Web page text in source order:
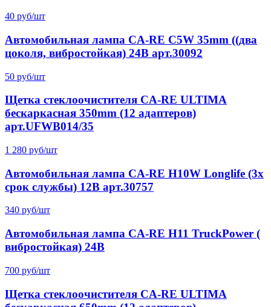
40 руб/шт
Автомобильная лампа CA-RE C5W 35mm ((два
цоколя, вибростойкая) 24В арт.30092
50 руб/шт
Щетка стеклоочистителя CA-RE ULTIMA
бескаркасная 350mm (12 адаптеров)
арт.UFWB014/35
1 280 руб/шт
Автомобильная лампа CA-RE H10W Longlife (3x
срок службы) 12В арт.30757
340 руб/шт
Автомобильная лампа CA-RE H11 TruckPower (
вибростойкая) 24В
700 руб/шт
Щетка стеклоочистителя CA-RE ULTIMA